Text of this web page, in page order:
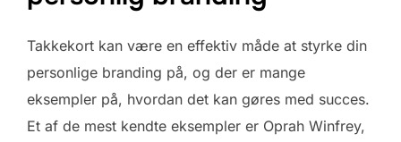
Takkekort kan være en effektiv måde at styrke din
personlige branding på, og der er mange
eksempler på, hvordan det kan gøres med succes.
Et af de mest kendte eksempler er Oprah Winfrey,